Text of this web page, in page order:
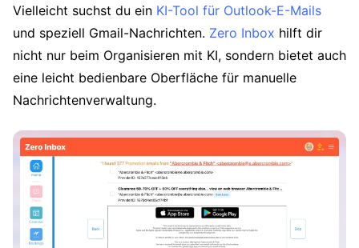
Vielleicht suchst du ein KI-Tool für Outlook-E-Mails
und speziell Gmail-Nachrichten. Zero Inbox hilft dir
nicht nur beim Organisieren mit KI, sondern bietet auch
eine leicht bedienbare Oberfläche für manuelle
Nachrichtenverwaltung.